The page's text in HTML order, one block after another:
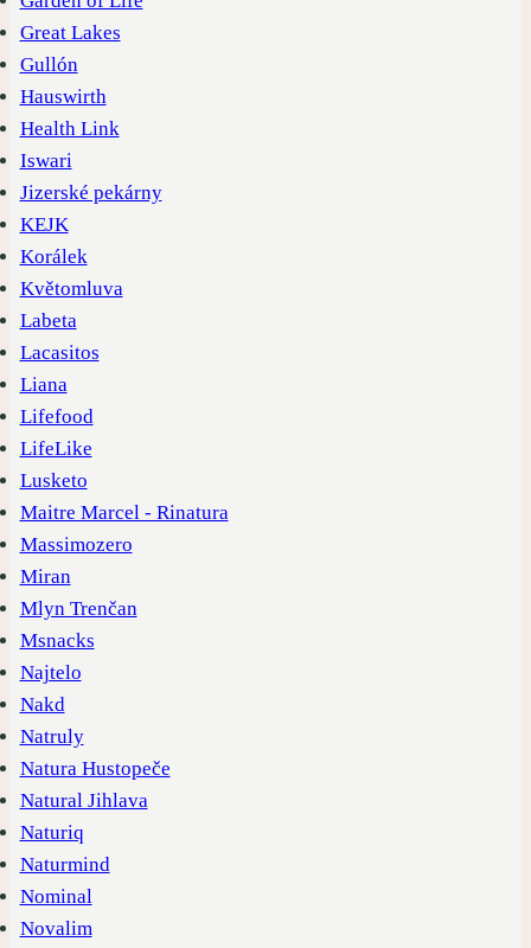
Great Lakes
Gullón
Hauswirth
Health Link
Iswari
Jizerské pekárny
KEJK
Korálek
Květomluva
Labeta
Lacasitos
Liana
Lifefood
LifeLike
Lusketo
Maitre Marcel - Rinatura
Massimozero
Miran
Mlyn Trenčan
Msnacks
Najtelo
Nakd
Natruly
Natura Hustopeče
Natural Jihlava
Naturiq
Naturmind
Nominal
Novalim